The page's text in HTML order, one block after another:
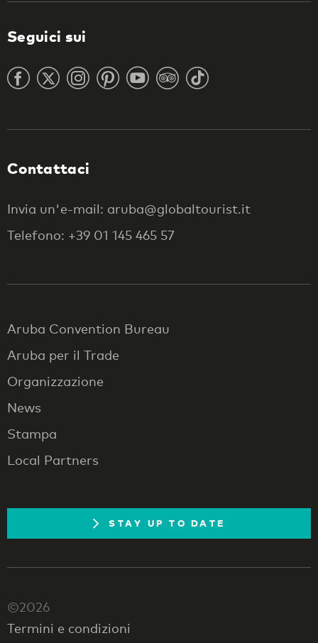
Seguici sui
Contattaci
Invia un'e-mail: aruba@globaltourist.it
Telefono: +39 01 145 465 57
Aruba Convention Bureau
Aruba per il Trade
Organizzazione
News
Stampa
Local Partners
STAY UP TO DATE
©2026
Termini e condizioni